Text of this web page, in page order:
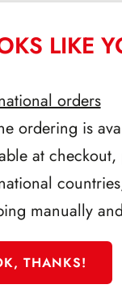
LIKE
orders
ordering is
at
manually
THANKS!